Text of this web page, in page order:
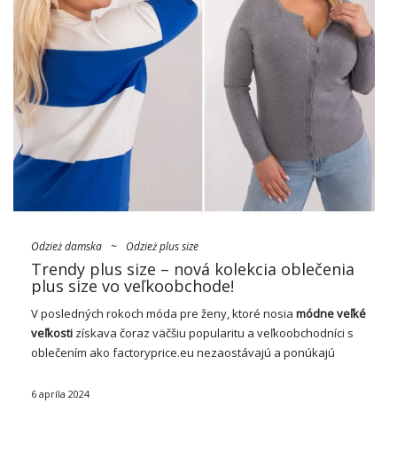
Odzież damska ~ Odzież plus size
Trendy plus size – nová kolekcia oblečenia
plus size vo veľkoobchode!
V posledných rokoch móda pre ženy, ktoré nosia módne veľké
veľkosti získava čoraz väčšiu popularitu a veľkoobchodníci s
oblečením ako factoryprice.eu nezaostávajú a ponúkajú
preferenciám. Vďaka tomu môžu ženy vyjadriť svoj štýl …
6 apríla 2024